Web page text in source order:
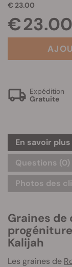
€ 23.00
€ 23.00
Expédition
Gratuite
En savoir plus
Questions (0)
Photos des
Graines de
Kalijah
Les graines de